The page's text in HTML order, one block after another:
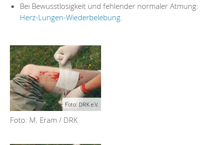
Bei Bewusstlosigkeit und fehlender normaler Atmung:
Herz-Lungen-Wiederbelebung
Foto: DRK e.V.
Foto: M. Eram / DRK